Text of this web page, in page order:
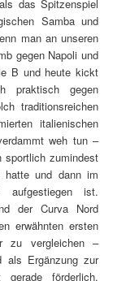
das Spitzenspiel
Samba und
man an unseren
gegen Napoli und
B und heute kickt
praktisch gegen
traditionsreichen
italienischen
weh tun –
zumindest
hatte und dann im
ist.
der Curva Nord
erwähnten ersten
zu vergleichen –
als Ergänzung zur
förderlich.